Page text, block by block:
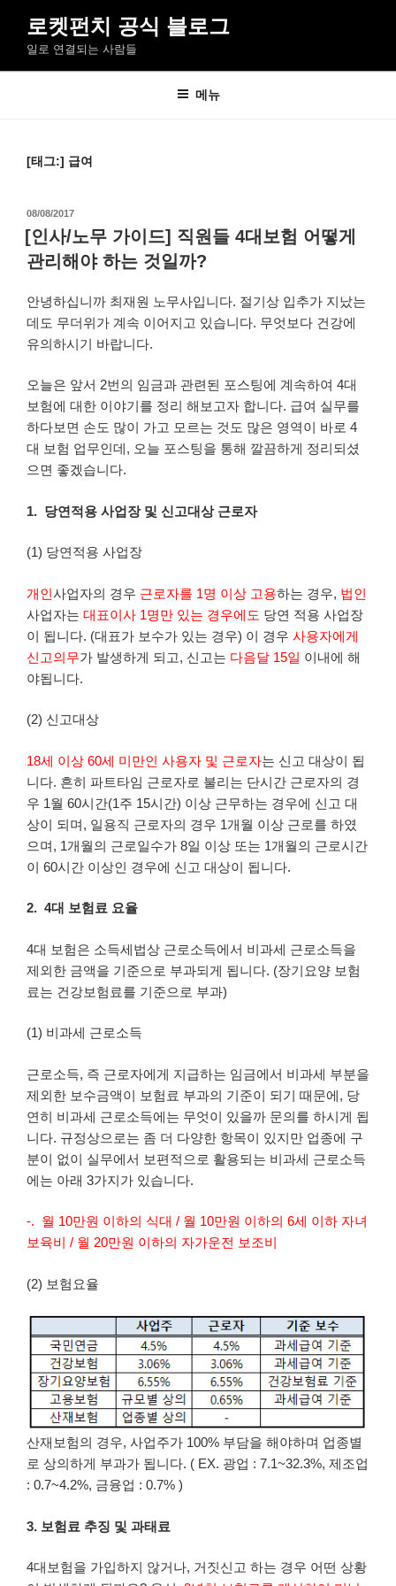
로
로켓펀치 공식 블로그
일로 연결되는 사람들
메뉴
[태그:] 급여
작
성
일
자
08/08/2017
[인사/노무 가이드] 직원들 4대보험 어떻게
관리해야 하는 것일까?
안녕하십니까 최재원 노무사입니다. 절기상 입추가 지났는
데도 무더위가 계속 이어지고 있습니다. 무엇보다 건강에
유의하시기 바랍니다.
오늘은 앞서 2번의 임금과 관련된 포스팅에 계속하여 4대
보험에 대한 이야기를 정리 해보고자 합니다. 급여 실무를
하다보면 손도 많이 가고 모르는 것도 많은 영역이 바로 4
대 보험 업무인데, 오늘 포스팅을 통해 깔끔하게 정리되셨
으면 좋겠습니다.
1. 당연적용 사업장 및 신고대상 근로자
(1) 당연적용 사업장
개인사업자의 경우 근로자를 1명 이상 고용하는 경우, 법인
사업자는 대표이사 1명만 있는 경우에도 당연 적용 사업장
이 됩니다. (대표가 보수가 있는 경우) 이 경우 사용자에게
신고의무가 발생하게 되고, 신고는 다음달 15일 이내에 해
야됩니다.
(2) 신고대상
18세 이상 60세 미만인 사용자 및 근로자는 신고 대상이 됩
니다. 흔히 파트타임 근로자로 불리는 단시간 근로자의 경
우 1월 60시간(1주 15시간) 이상 근무하는 경우에 신고 대
상이 되며, 일용직 근로자의 경우 1개월 이상 근로를 하였
으며, 1개월의 근로일수가 8일 이상 또는 1개월의 근로시간
이 60시간 이상인 경우에 신고 대상이 됩니다.
2. 4대 보험료 요율
4대 보험은 소득세법상 근로소득에서 비과세 근로소득을
제외한 금액을 기준으로 부과되게 됩니다. (장기요양 보험
료는 건강보험료를 기준으로 부과)
(1) 비과세 근로소득
근로소득, 즉 근로자에게 지급하는 임금에서 비과세 부분을
제외한 보수금액이 보험료 부과의 기준이 되기 때문에, 당
연히 비과세 근로소득에는 무엇이 있을까 문의를 하시게 됩
니다. 규정상으로는 좀 더 다양한 항목이 있지만 업종에 구
분이 없이 실무에서 보편적으로 활용되는 비과세 근로소득
에는 아래 3가지가 있습니다.
-. 월 10만원 이하의 식대 / 월 10만원 이하의 6세 이하 자녀
보육비 / 월 20만원 이하의 자가운전 보조비
(2) 보험요율
산재보험의 경우, 사업주가 100% 부담을 해야하며 업종별
로 상의하게 부과가 됩니다. ( EX. 광업 : 7.1~32.3%, 제조업
: 0.7~4.2%, 금융업 : 0.7% )
3. 보험료 추징 및 과태료
4대보험을 가입하지 않거나, 거짓신고 하는 경우 어떤 상황